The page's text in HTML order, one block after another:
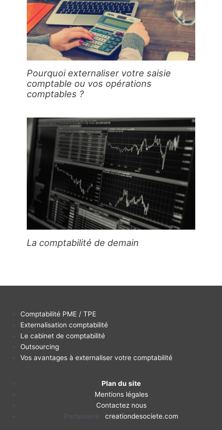
Pourquoi externaliser votre saisie
comptable ou vos opérations
comptables ?
La comptabilité de demain
Comptabilité PME / TPE
Externalisation comptabilité
Le cabinet de comptabilité
Outsourcing
Vos avantages à externaliser votre comptabilité
Plan du site
Mentions légales
Contactez nous
:creationdesociete.com